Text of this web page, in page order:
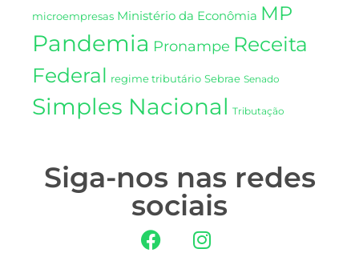
microempresas Ministério da Econômia MP
Pandemia Pronampe Receita
Federal regime tributário Sebrae Senado
Simples Nacional Tributação
Siga-nos nas redes
sociais